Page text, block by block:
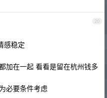
20
感稳定
加在一起 看看是留在杭州钱多
必要条件考虑